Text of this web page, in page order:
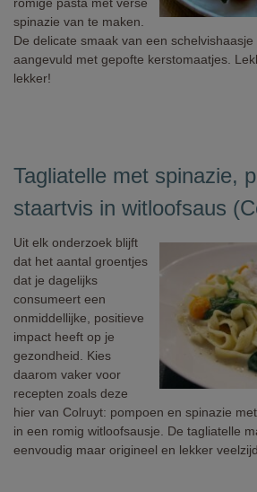
spinazie van te maken.
De delicate smaak van een schelvishaasje
aangevuld met gepofte kerstomaatjes.
lekker!
Tagliatelle met spinazie,
staartvis in witloofsaus
Uit elk onderzoek blijft
dat het aantal groentjes
dat je dagelijks
consumeert een
onmiddellijke, positieve
impact heeft op je
gezondheid. Kies
daarom vaker voor
recepten zoals deze
hier van Colruyt: pompoen en spinazie
in een romig witloofsausje. De tagliatelle
eenvoudig maar origineel en lekker